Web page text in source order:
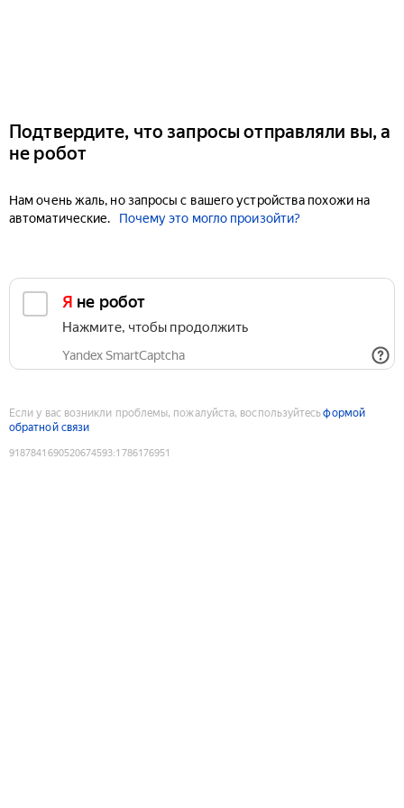
Подтвердите, что запросы отправляли вы, а
не робот
Нам очень жаль, но запросы с вашего устройства похожи на
автоматические.
Почему это могло произойти?
Я не робот
Нажмите, чтобы продолжить
Yandex SmartCaptcha
Если у вас возникли проблемы, пожалуйста, воспользуйтесьформой
обратной связи
9187841690520674593:1786176951